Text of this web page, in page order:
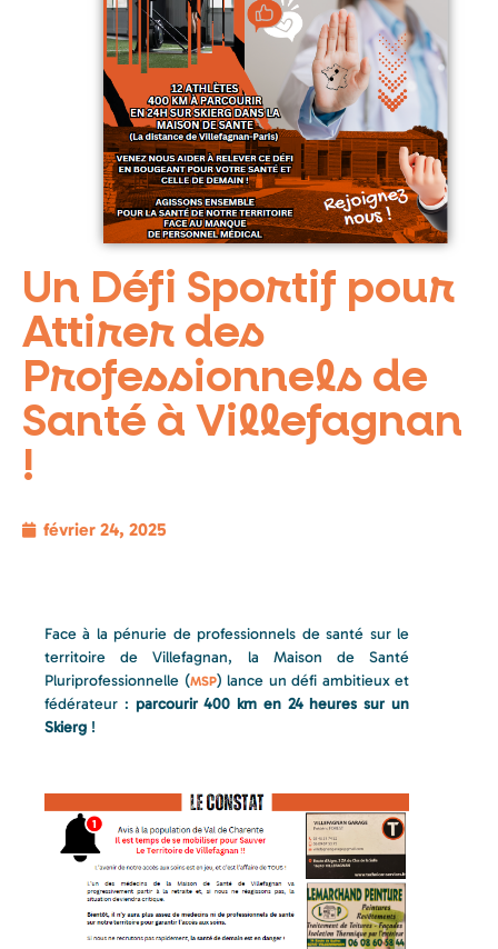
Un Défi Sportif pour
Attirer des
Professionnels de
Santé à Villefagnan
!
février 24, 2025
Face à la pénurie de professionnels de santé sur le
territoire de Villefagnan, la Maison de Santé
Pluriprofessionnelle (MSP) lance un défi ambitieux et
fédérateur : parcourir 400 km en 24 heures sur un
Skierg !